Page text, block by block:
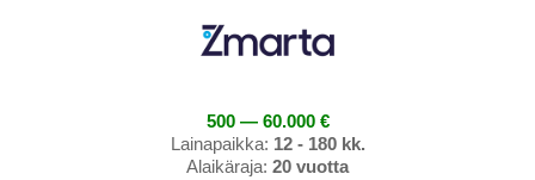
500 — 60.000 €
Lainapaikka: 12 - 180 kk.
Alaikäraja: 20 vuotta